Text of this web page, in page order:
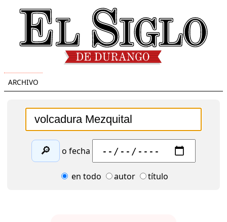
ARCHIVO
🔎 o fecha
en todo autor título